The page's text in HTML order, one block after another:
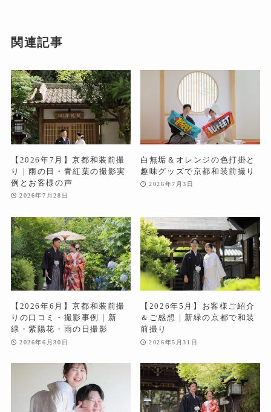
関連記事
【2026年7月】京都和装前撮
り｜雨の日・青紅葉の撮影実
例とお客様の声
2026年7月28日
白無垢＆オレンジの色打掛と
趣味グッズで京都和装前撮り
2026年7月3日
【2026年6月】京都和装前撮
りの口コミ・撮影事例｜新
緑・紫陽花・雨の日撮影
2026年6月30日
【2026年5月】お客様ご紹介
＆ご感想｜新緑の京都で和装
前撮り
2026年5月31日